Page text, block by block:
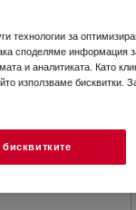
технологии за
споделяме информация
и аналитиката. Като
използваме